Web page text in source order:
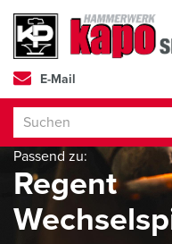
E-Mail
Passend zu:
Regent